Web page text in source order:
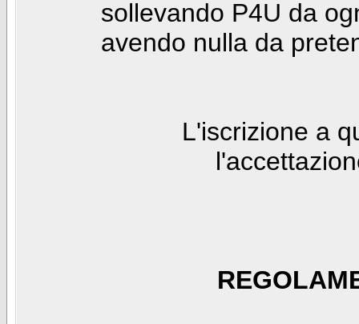
sollevando P4U da
avendo nulla da
L'iscrizione a